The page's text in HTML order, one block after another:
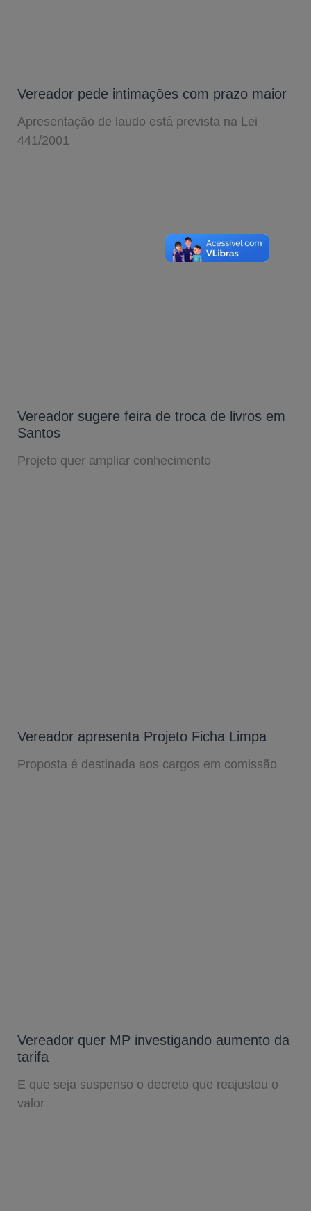
Vereador pede intimações com prazo maior
Apresentação de laudo está prevista na Lei
441/2001
Vereador sugere feira de troca de livros em
Santos
Projeto quer ampliar conhecimento
Vereador apresenta Projeto Ficha Limpa
Proposta é destinada aos cargos em comissão
Vereador quer MP investigando aumento da
tarifa
E que seja suspenso o decreto que reajustou o
valor